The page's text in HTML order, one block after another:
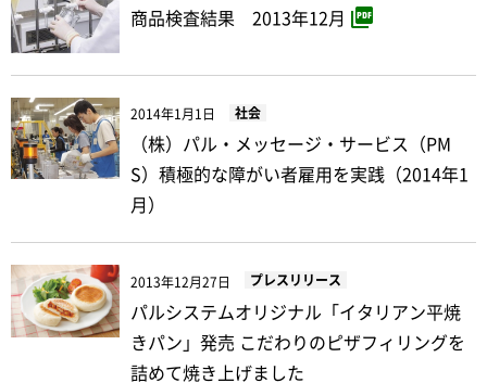
商品検査結果 2013年12月
2014年1月1日 社会
（株）パル・メッセージ・サービス（PM
S）積極的な障がい者雇用を実践（2014年1
月）
2013年12月27日 プレスリリース
パルシステムオリジナル「イタリアン平焼
きパン」発売 こだわりのピザフィリングを
詰めて焼き上げました